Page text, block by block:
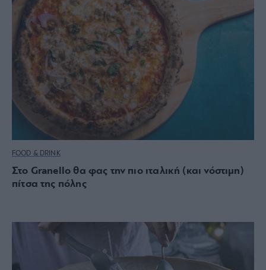
FOOD & DRINK
Στο Granello θα φας την πιο ιταλική (και νόστιμη)
πίτσα της πόλης